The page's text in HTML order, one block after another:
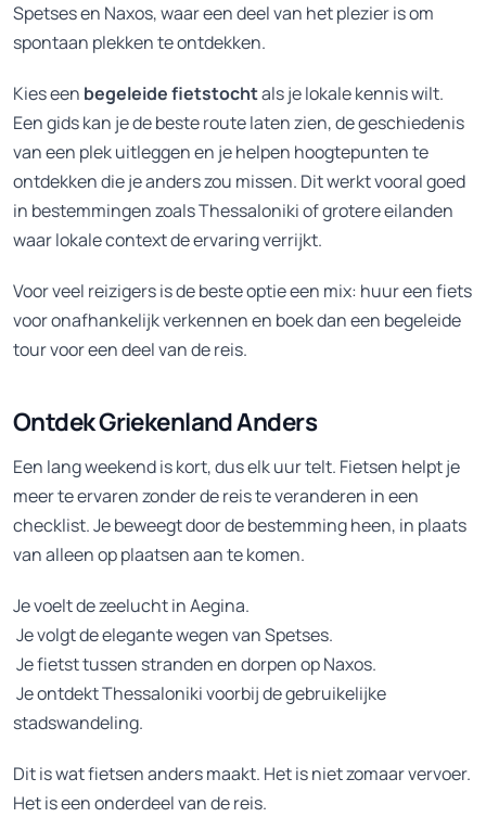
Spetses en Naxos, waar een deel van het plezier is om
spontaan plekken te ontdekken.
Kies een begeleide fietstochtals je lokale kennis wilt.
Een gids kan je de beste route laten zien, de geschiedenis
van een plek uitleggen en je helpen hoogtepunten te
ontdekken die je anders zou missen. Dit werkt vooral goed
in bestemmingen zoals Thessaloniki of grotere eilanden
waar lokale context de ervaring verrijkt.
Voor veel reizigers is de beste optie een mix: huur een fiets
voor onafhankelijk verkennen en boek dan een begeleide
tour voor een deel van de reis.
Ontdek Griekenland Anders
Een lang weekend is kort, dus elk uur telt. Fietsen helpt je
meer te ervaren zonder de reis te veranderen in een
checklist. Je beweegt door de bestemming heen, in plaats
van alleen op plaatsen aan te komen.
Je voelt de zeelucht in Aegina.
Je volgt de elegante wegen van Spetses.
Je fietst tussen stranden en dorpen op Naxos.
Je ontdekt Thessaloniki voorbij de gebruikelijke
stadswandeling.
Dit is wat fietsen anders maakt. Het is niet zomaar vervoer.
Het is een onderdeel van de reis.